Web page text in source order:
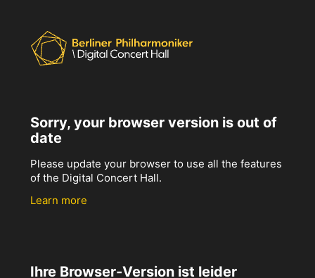
Sorry, your browser version is out of
date
Please update your browser to use all the features
of the Digital Concert Hall.
Learn more
Ihre Browser-Version ist leider